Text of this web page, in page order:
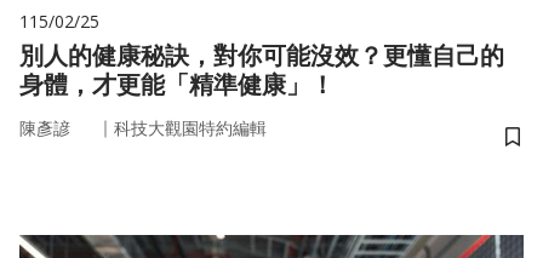
115/02/25
別人的健康秘訣，對你可能沒效？更懂自己的
身體，才更能「精準健康」！
陳彥諺 ｜ 科技大觀園特約編輯
儲